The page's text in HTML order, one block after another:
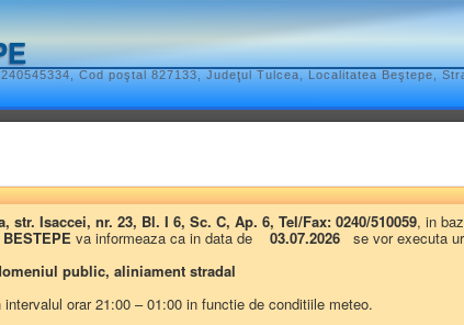
Cod poştal 827133, Judeţul Tulcea, Localitatea Beştepe,
TERITORIALE
REGULAMENTELE PRIVIND PROCEDURILE
DISPOZIȚIILE AUTORITĂȚII EXECUTIVE
DOCUMENTE
Isaccei, nr. 23, Bl. I 6, Sc. C, Ap. 6, Tel/Fax: 0240/510059, in
BESTEPEva informeaza ca in data de03.07.2026 se vor executa
public, aliniament stradal
orar 21:00 – 01:00 in functie de conditiile meteo.